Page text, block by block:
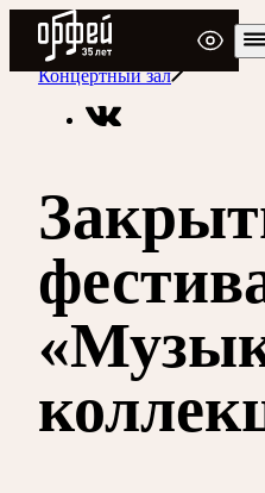
Радио Орфей
Радио классической
Концертный зал